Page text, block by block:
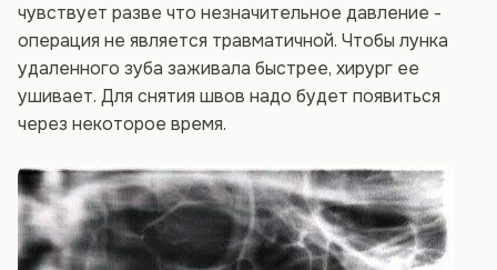
чувствует разве что незначительное давление -
операция не является травматичной. Чтобы лунка
удаленного зуба заживала быстрее, хирург ее
ушивает. Для снятия швов надо будет появиться
через некоторое время.